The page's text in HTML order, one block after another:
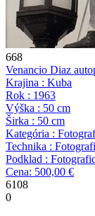
668
Venancio Diaz
Krajina : Kuba
Rok : 1963
Výška : 50 cm
Širka : 50 cm
Kategória :
Technika :
Podklad :
Cena: 500,00 €
6108
0